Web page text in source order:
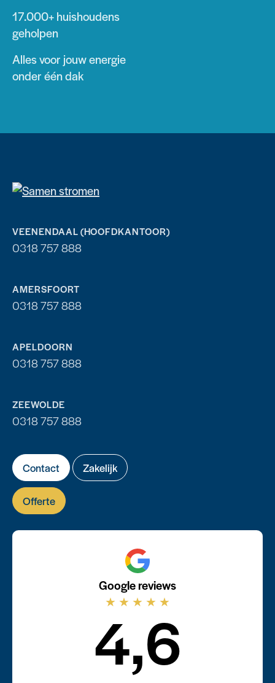
17.000+huishoudens
geholpen
Alles voor jouw energie
onder één dak
VEENENDAAL (HOOFDKANTOOR)
0318 757 888
AMERSFOORT
0318 757 888
APELDOORN
0318 757 888
ZEEWOLDE
0318 757 888
Contact Zakelijk
Offerte
Google reviews
★ ★ ★ ★ ★
4,6